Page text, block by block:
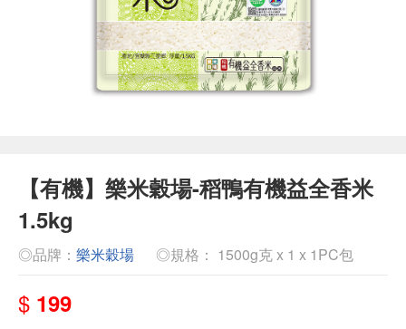
【有機】樂米穀場-稻鴨有機益全香米
1.5kg
◎品牌： 樂米穀場 ◎規格： 1500g克 x 1 x 1PC包
$ 199